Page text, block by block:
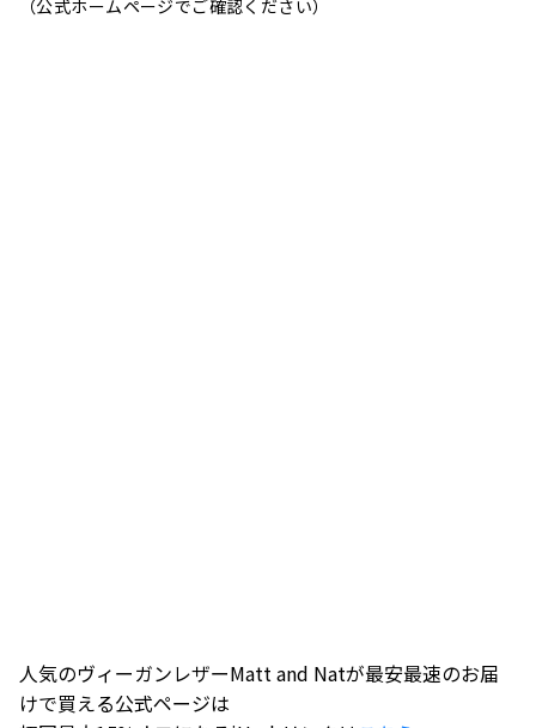
（公式ホームページでご確認ください）
人気のヴィーガンレザーMatt and Natが最安最速のお届
けで買える公式ページは